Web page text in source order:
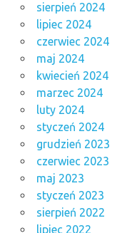
sierpień 2024
lipiec 2024
czerwiec 2024
maj 2024
kwiecień 2024
marzec 2024
luty 2024
styczeń 2024
grudzień 2023
czerwiec 2023
maj 2023
styczeń 2023
sierpień 2022
lipiec 2022